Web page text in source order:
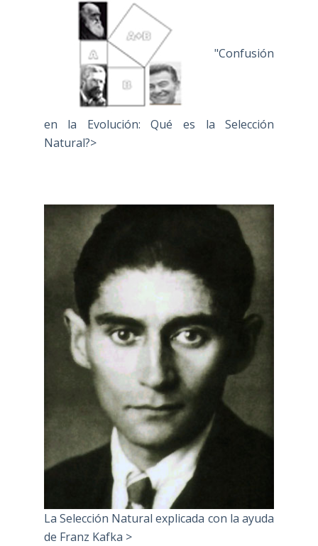
"Confusión
en la Evolución: Qué es la Selección
Natural?>
La Selección Natural explicada con la ayuda
de Franz Kafka >